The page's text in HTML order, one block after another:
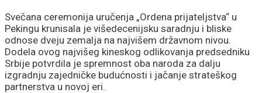
Svečana ceremonija uručenja „Ordena prijateljstva“ u
Pekingu krunisala je višedecenijsku saradnju i bliske
odnose dveju zemalja na najvišem državnom nivou.
Dodela ovog najvišeg kineskog odlikovanja predsedniku
Srbije potvrdila je spremnost oba naroda za dalju
izgradnju zajedničke budućnosti i jačanje strateškog
partnerstva u novoj eri.